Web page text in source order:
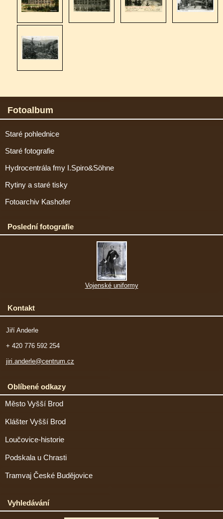
Fotoalbum
Staré pohlednice
Staré fotografie
Hydrocentrála fmy I.Spiro&Söhne
Rytiny a staré tisky
Fotoarchiv Kashofer
Poslední fotografie
Vojenské uniformy
Kontakt
Jiří Anderle
+ 420 776 592 254
jiri.anderle@centrum.cz
Oblíbené odkazy
Město Vyšší Brod
Klášter Vyšší Brod
Loučovice-historie
Podskala u Chrasti
Tramvaj České Budějovice
Vyhledávání